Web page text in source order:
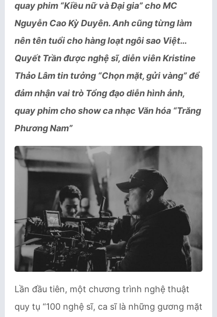
quay phim “Kiều nữ và Đại gia” cho MC
Nguyễn Cao Kỳ Duyên. Anh cũng từng làm
nên tên tuổi cho hàng loạt ngôi sao Việt…
Quyết Trần được nghệ sĩ, diễn viên Kristine
Thảo Lâm tin tưởng “Chọn mặt, gửi vàng” để
đảm nhận vai trò Tổng đạo diễn hình ảnh,
quay phim cho show ca nhạc Văn hóa “Trăng
Phương Nam”
Lần đầu tiên, một chương trình nghệ thuật
quy tụ “100 nghệ sĩ, ca sĩ là những gương mặt